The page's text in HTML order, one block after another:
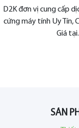
D2K đơn vị cung cấp
cứng máy tính Uy Tín,
Giá
SẢN